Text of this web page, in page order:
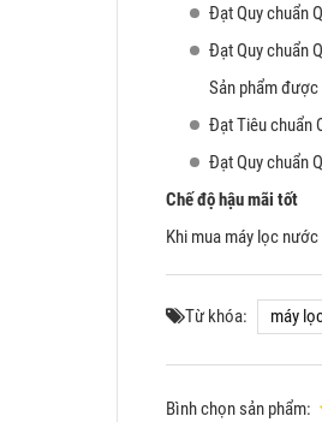
Đạt Quy chuẩn
Đạt Quy chuẩn
Sản phẩm
Đạt Tiêu chuẩn
Đạt Quy chuẩn
Chế độ hậu mãi tốt
Khi mua máy lọc
Từ khóa: máy
Bình chọn sản phẩm: